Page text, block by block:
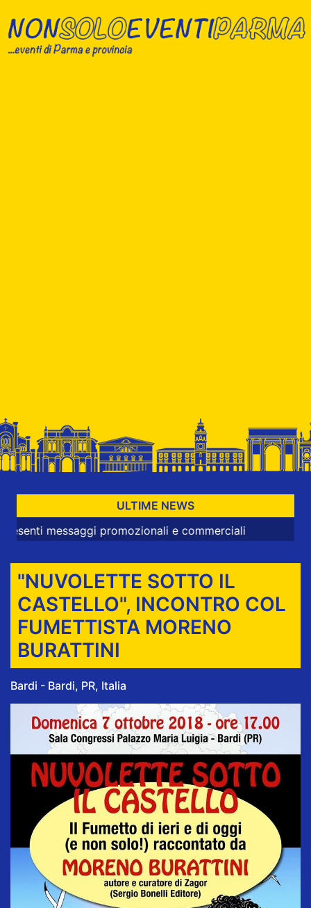
ULTIME NEWS
promozionali e commerciali
"NUVOLETTE SOTTO IL
CASTELLO", INCONTRO COL
FUMETTISTA MORENO
BURATTINI
Bardi - Bardi, PR, Italia